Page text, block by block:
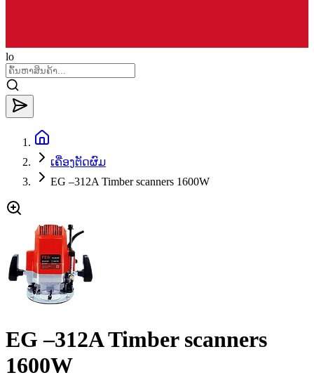
lo
ເຄື່ອງຕັດຜົມ
EG –312A Timber scanners 1600W
EG –312A Timber scanners
1600W